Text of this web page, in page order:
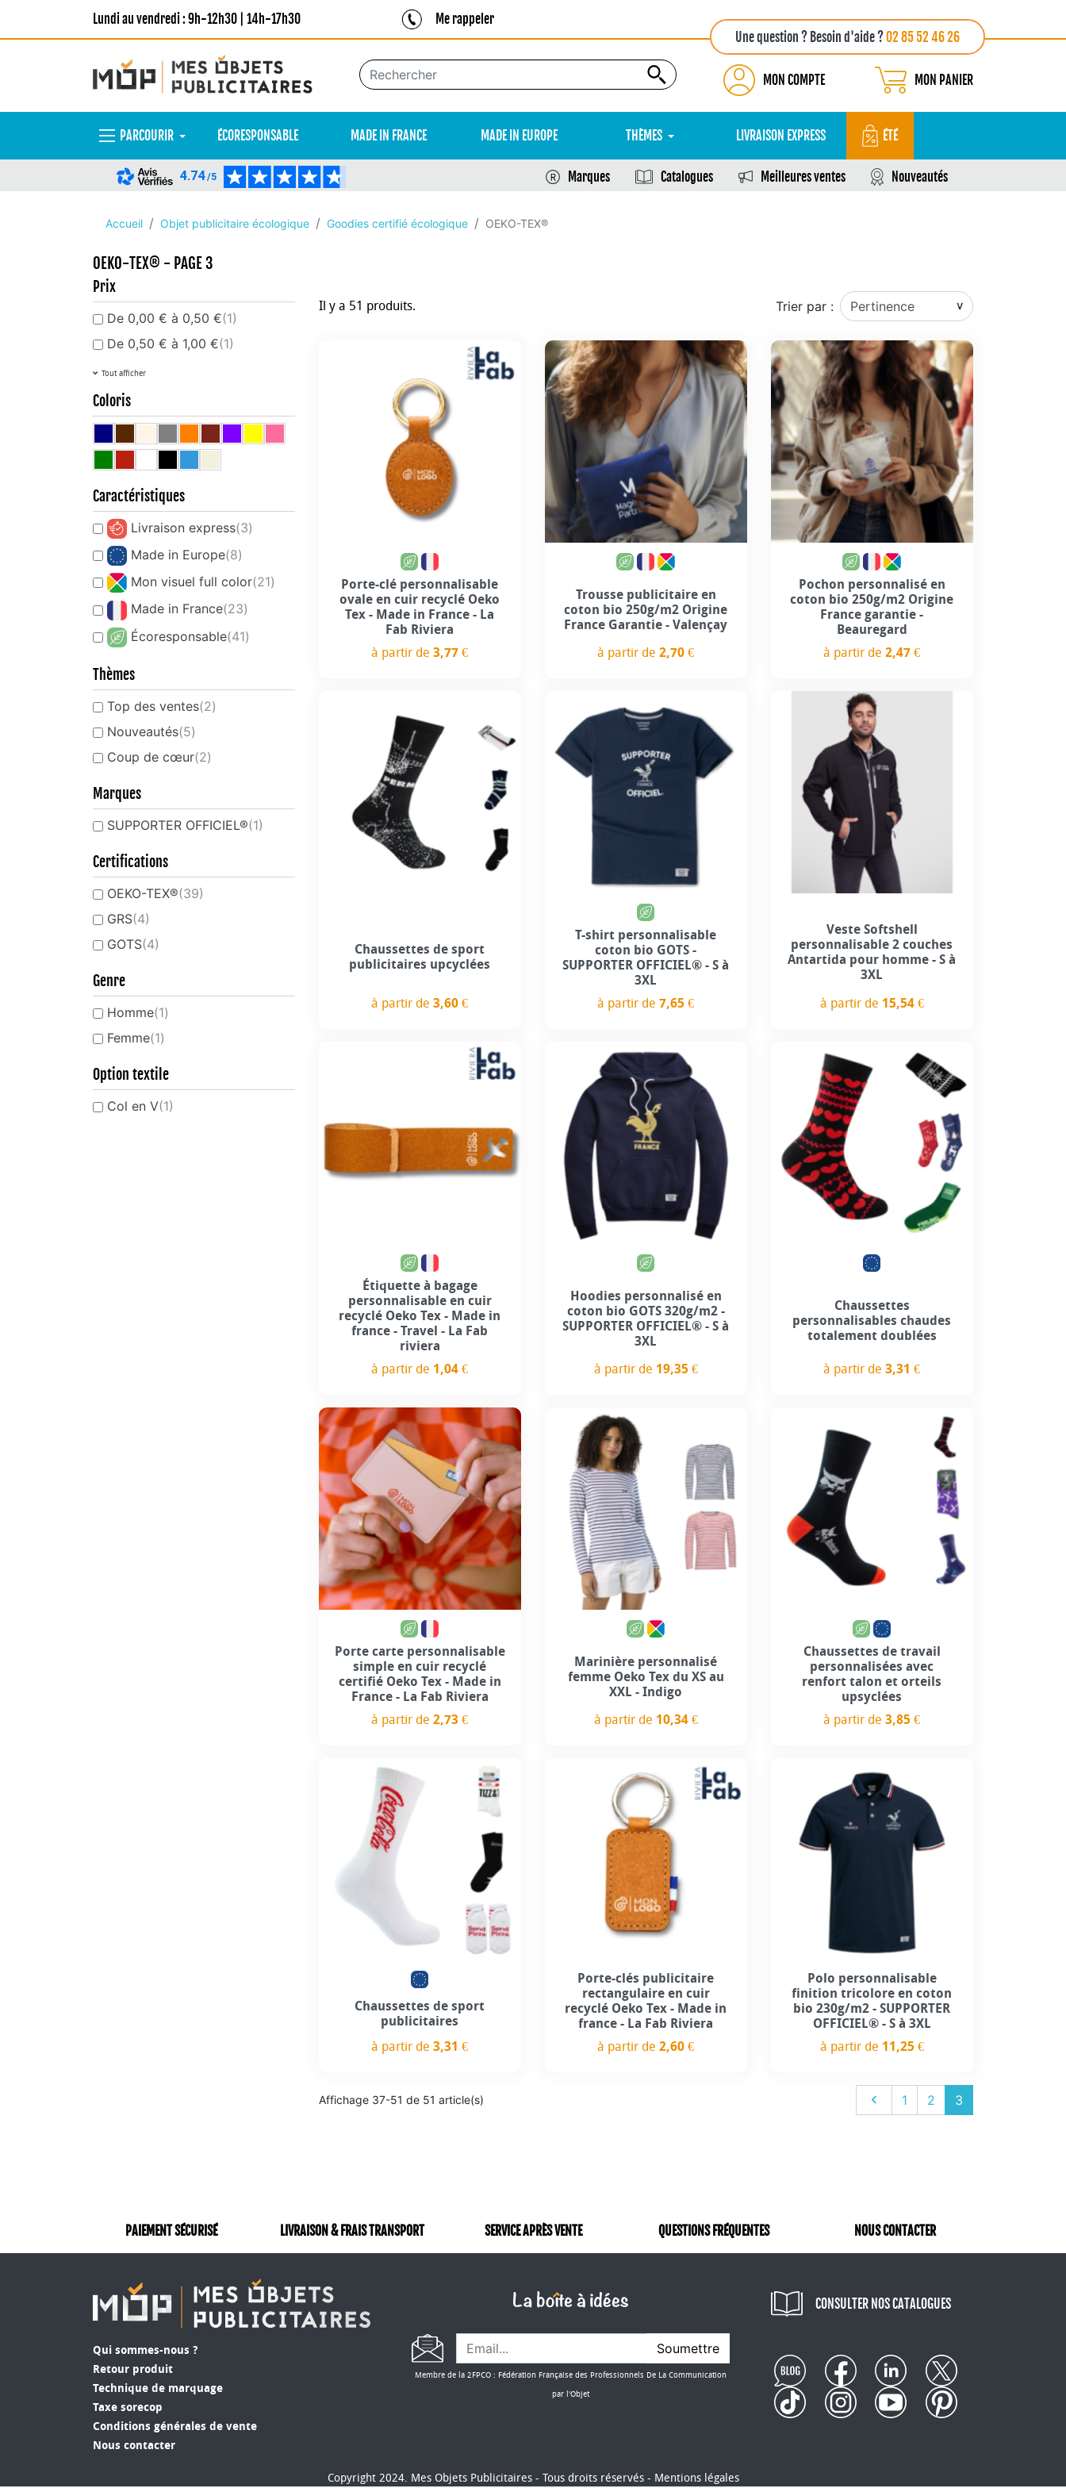
Lundi au vendredi : 9h-12h30 | 14h-17h30
Me rappeler
Une question ? Besoin d'aide ?02 85 52 46 26
MON COMPTE MON PANIER
PARCOURIR ÉCORESPONSABLE MADE IN FRANCE MADE IN EUROPE THÈMES LIVRAISON EXPRESS ÉTÉ
4.74/5 Marques Catalogues Meilleures ventes Nouveautés
Accueil Objet publicitaire écologique Goodies certifié écologique OEKO-TEX®
OEKO-TEX® - PAGE 3
Prix
De 0,00 € à 0,50 €(1)
De 0,50 € à 1,00 €(1)
Tout afficher
Coloris
Caractéristiques
Livraison express(3)
Made in Europe(8)
Mon visuel full color(21)
Made in France(23)
Écoresponsable(41)
Thèmes
Top des ventes(2)
Nouveautés(5)
Coup de cœur(2)
Marques
SUPPORTER OFFICIEL®(1)
Certifications
OEKO-TEX®(39)
GRS(4)
GOTS(4)
Genre
Homme(1)
Femme(1)
Option textile
Col en V(1)
Il y a 51 produits. Trier par :
Porte-clé personnalisable
ovale en cuir recyclé Oeko
Tex - Made in France - La
Fab Riviera
à partir de3,77 €
Trousse publicitaire en
coton bio 250g/m2 Origine
France Garantie - Valençay
à partir de2,70 €
Pochon personnalisé en
coton bio 250g/m2 Origine
France garantie -
Beauregard
à partir de2,47 €
Chaussettes de sport
publicitaires upcyclées
à partir de3,60 €
Personnalisation incluse
T-shirt personnalisable
coton bio GOTS -
SUPPORTER OFFICIEL® - S à
3XL
à partir de7,65 €
Veste Softshell
personnalisable 2 couches
Antartida pour homme - S à
3XL
à partir de 15,54 €
Étiquette à bagage
personnalisable en cuir
recyclé Oeko Tex - Made in
france - Travel - La Fab
riviera
à partir de 1,04 €
Personnalisation incluse
Hoodies personnalisé en
coton bio GOTS 320g/m2 -
SUPPORTER OFFICIEL® - S à
3XL
à partir de 19,35 €
Personnalisation incluse
Chaussettes
personnalisables chaudes
totalement doublées
à partir de3,31 €
Porte carte personnalisable
simple en cuir recyclé
certifié Oeko Tex - Made in
France - La Fab Riviera
à partir de2,73 €
Marinière personnalisé
femme Oeko Tex du XS au
XXL - Indigo
à partir de 10,34 €
Personnalisation incluse
Chaussettes de travail
personnalisées avec
renfort talon et orteils
upsyclées
à partir de3,85 €
Personnalisation incluse
Chaussettes de sport
publicitaires
à partir de3,31 €
Porte-clés publicitaire
rectangulaire en cuir
recyclé Oeko Tex - Made in
france - La Fab Riviera
à partir de2,60 €
Personnalisation incluse
Polo personnalisable
finition tricolore en coton
bio 230g/m2 - SUPPORTER
OFFICIEL® - S à 3XL
à partir de 11,25 €
Affichage 37-51 de 51 article(s) Précédent
 1 2 3
PAIEMENT SÉCURISÉ LIVRAISON & FRAIS TRANSPORT SERVICE APRÈS VENTE QUESTIONS FRÉQUENTES NOUS CONTACTER
Qui sommes-nous ?
Retour produit
Technique de marquage
Taxe sorecop
Conditions générales de vente
Nous contacter
Soumettre
Membre de la 2FPCO : Fédération Française des Professionnels De La Communication
par l'Objet
CONSULTER NOS CATALOGUES
Copyright 2024. Mes Objets Publicitaires - Tous droits réservés - Mentions légales